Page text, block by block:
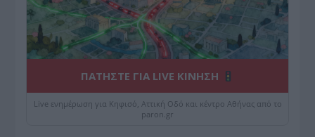
ΠΑΤΗΣΤΕ ΓΙΑ LIVE ΚΙΝΗΣΗ
Live ενημέρωση για Κηφισό, Αττική Οδό και κέντρο Αθήνας από το
paron.gr